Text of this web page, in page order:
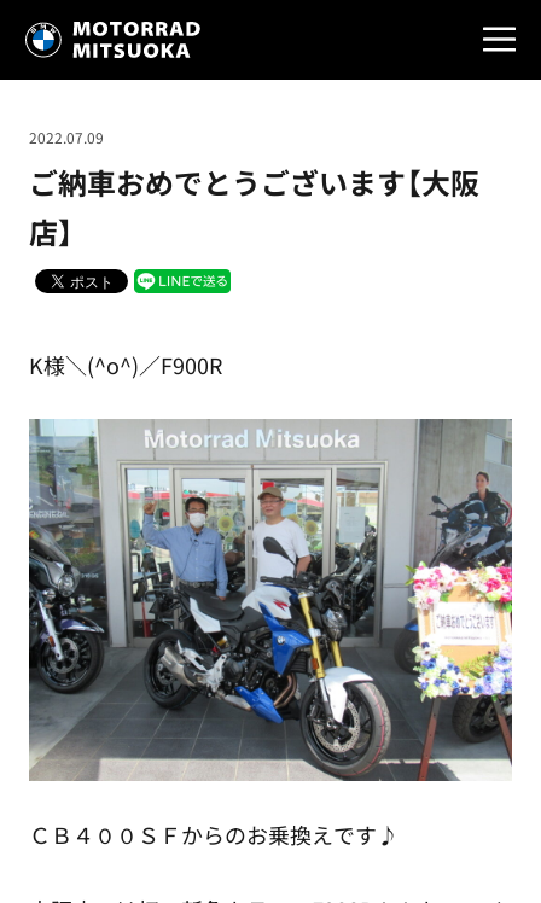
ご納車おめでとうございます【大阪
店】
2022.07.09
K様＼(^o^)／F900R
ＣＢ４００ＳＦからのお乗換えです♪